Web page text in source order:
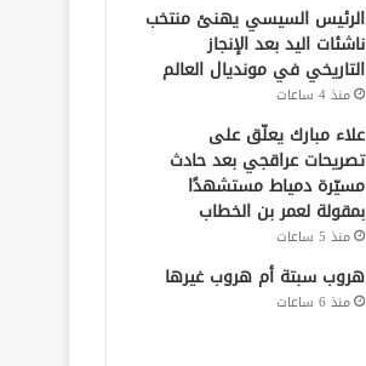
الرئيس السيسي يهنئ منتخب
ناشئات اليد بعد الإنجاز
التاريخي في مونديال العالم
منذ 4 ساعات
علاء مبارك يعلّق على
تصريحات عراقجي بعد حادث
مسيّرة دمياط مستشهدًا
بمقولة لعمر بن الخطاب
منذ 5 ساعات
هروب سبتة أم هروب غيرها
منذ 6 ساعات